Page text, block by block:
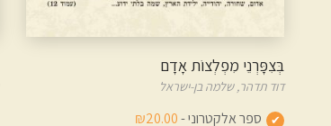
בְּצִפָּרְנֵי מִפְלְצוֹת אָדָם
דוד תדהר,שלמה בן-ישראל
ספר אלקטרוני -₪20.00